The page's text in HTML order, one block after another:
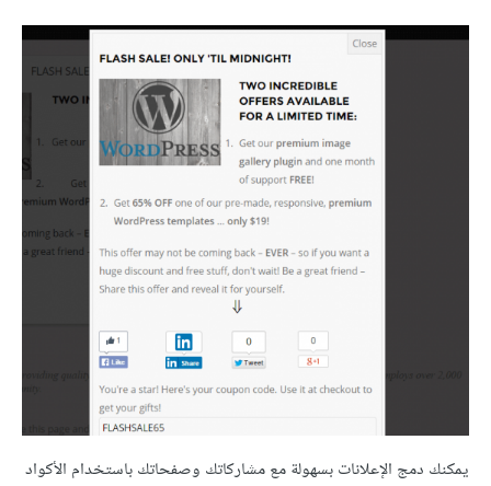
يمكنك دمج الإعلانات بسهولة مع مشاركاتك وصفحاتك باستخدام الأكواد